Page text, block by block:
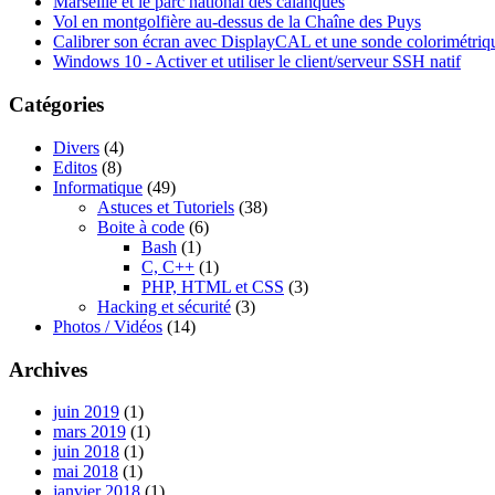
Vol en montgolfière au-dessus de la Chaîne des Puys
Calibrer son écran avec DisplayCAL et une sonde
Windows 10 - Activer et utiliser le client/serveur SSH natif
Catégories
Divers (4)
Editos (8)
Informatique (49)
Astuces et Tutoriels (38)
Boite à code (6)
Bash (1)
C, C++ (1)
PHP, HTML et CSS (3)
Hacking et sécurité (3)
Photos / Vidéos (14)
Archives
juin 2019 (1)
mars 2019 (1)
juin 2018 (1)
mai 2018 (1)